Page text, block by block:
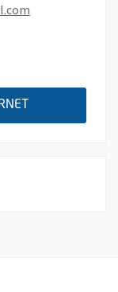
, OUVRE UNE